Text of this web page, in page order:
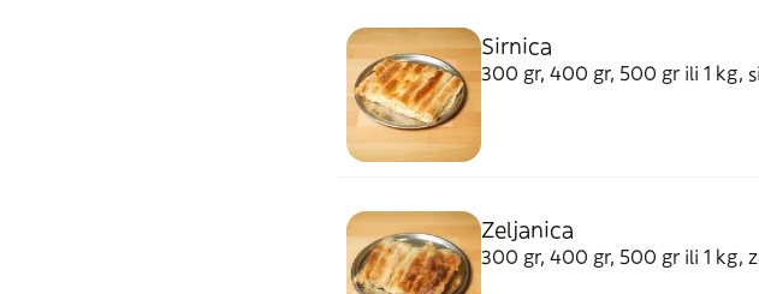
Sirnica
300 gr, 400 gr, 500 gr ili 1 kg,
Zeljanica
300 gr, 400 gr, 500 gr ili 1 kg,